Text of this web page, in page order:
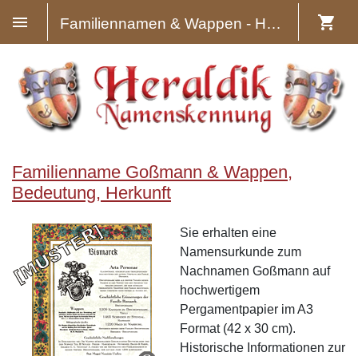
Familiennamen & Wappen - Heraldik
Familienname Goßmann & Wappen,
Bedeutung, Herkunft
Sie erhalten eine
Namensurkunde zum
Nachnamen Goßmann auf
hochwertigem
Pergamentpapier im A3
Format (42 x 30 cm).
Historische Informationen zur